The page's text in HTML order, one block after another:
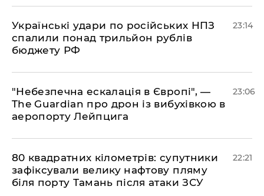
​Українські удари по російських НПЗ
спалили понад трильйон рублів
бюджету РФ
23:14
​"Небезпечна ескалація в Європі", —
The Guardian про дрон із вибухівкою в
аеропорту Лейпцига
23:06
​80 квадратних кілометрів: супутники
зафіксували велику нафтову пляму
біля порту Тамань після атаки ЗСУ
22:21